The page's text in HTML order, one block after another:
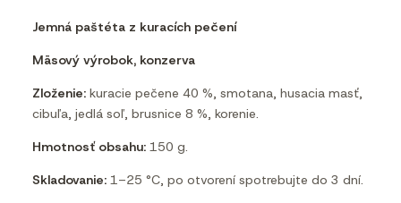
Jemná paštéta z kuracích pečení
Mäsový výrobok, konzerva
Zloženie: kuracie pečene 40 %, smotana, husacia masť,
cibuľa, jedlá soľ, brusnice 8 %, korenie.
Hmotnosť obsahu: 150 g.
Skladovanie: 1–25 °C, po otvorení spotrebujte do 3 dní.